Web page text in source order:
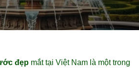
đẹp mắt tại Việt Nam là một trong